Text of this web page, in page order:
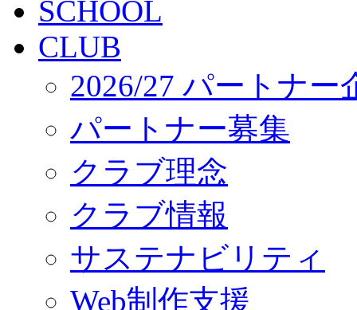
SCHOOL
CLUB
2026/27 パートナー
パートナー募集
クラブ理念
クラブ情報
サステナビリティ
Web制作支援